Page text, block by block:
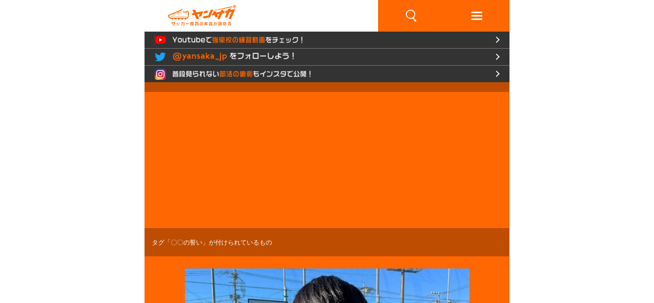
タグ「〇〇の誓い」が付けられているもの